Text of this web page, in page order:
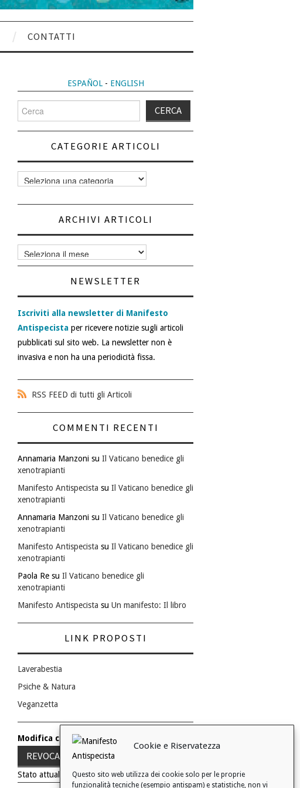
Cookie e Riservatezza
Questo sito web utilizza dei cookie solo per le proprie
funzionalità tecniche (esempio antispam) e statistiche, non vi
CONTATTI
ESPAÑOL- ENGLISH
per:
CATEGORIE ARTICOLI
Categorie
articoli
ARCHIVI ARTICOLI
Archivi
articoli
NEWSLETTER
Iscriviti alla newsletter di Manifesto
Antispecista per ricevere notizie sugli articoli
pubblicati sul sito web. La newsletter non è
invasiva e non ha una periodicità fissa.
RSS FEED di tutti gli Articoli
COMMENTI RECENTI
Annamaria Manzoni su Il Vaticano benedice gli
xenotrapianti
Manifesto Antispecista su Il Vaticano benedice gli
xenotrapianti
Annamaria Manzoni su Il Vaticano benedice gli
xenotrapianti
Manifesto Antispecista su Il Vaticano benedice gli
xenotrapianti
Paola Re su Il Vaticano benedice gli
xenotrapianti
Manifesto Antispecista su Un manifesto: Il libro
LINK PROPOSTI
Laverabestia
Psiche & Natura
Veganzetta
Modifica consenso ai cookie
REVOCA IL TUO CONSENSO
Stato attuale: Negato